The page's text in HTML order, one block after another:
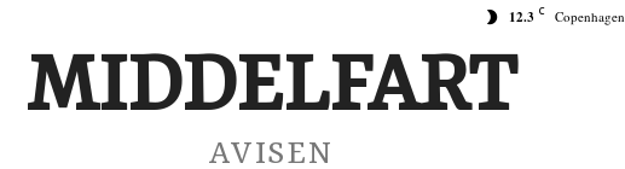
12.3 C Copenhagen
MIDDELFART
AVISEN